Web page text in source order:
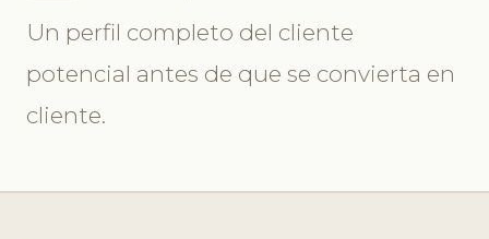
Un perfil completo del cliente
potencial antes de que se convierta en
cliente.